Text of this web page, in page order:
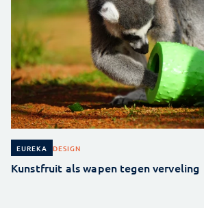
EUREKA DESIGN
Kunstfruit als wapen tegen verveling